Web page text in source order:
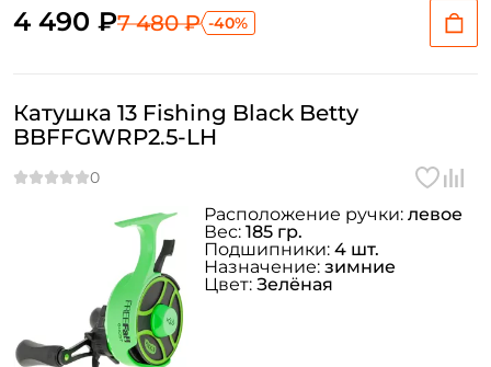
4 490 ₽7 480 ₽ -40%
Катушка 13 Fishing Black Betty
BBFFGWRP2.5-LH
Расположение ручки: левое
Вес: 185 гр.
Подшипники: 4 шт.
Назначение: зимние
Цвет: Зелёная